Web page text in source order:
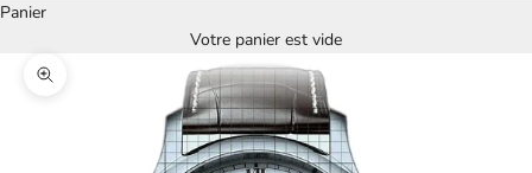
Panier
Votre panier est vide
Zoomer sur l'image